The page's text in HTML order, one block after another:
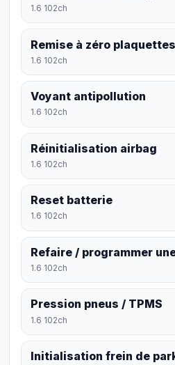
1.6 102ch
Remise à zéro plaquettes
1.6 102ch
Voyant antipollution
1.6 102ch
Réinitialisation airbag
1.6 102ch
Reset batterie
1.6 102ch
Refaire / programmer
1.6 102ch
Pression pneus / TPMS
1.6 102ch
Initialisation frein de